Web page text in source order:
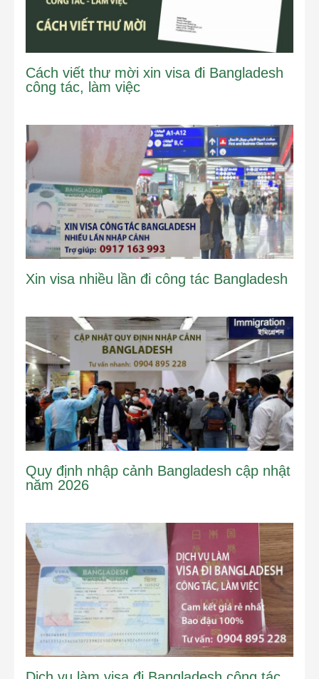
Cách viết thư mời xin visa đi Bangladesh
công tác, làm việc
Xin visa nhiều lần đi công tác Bangladesh
Quy định nhập cảnh Bangladesh cập nhật
năm 2026